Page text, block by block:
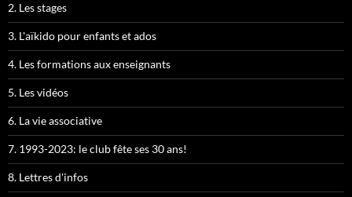
2. Les stages
3. L'aïkido pour enfants et ados
4. Les formations aux enseignants
5. Les vidéos
6. La vie associative
7. 1993-2023: le club fête ses 30 ans!
8. Lettres d'infos